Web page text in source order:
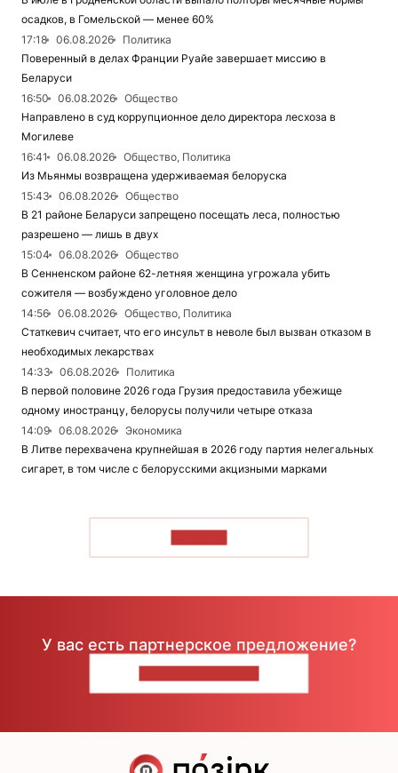
осадков, в Гомельской — менее 60%
17:18
06.08.2026
Политика
Поверенный в делах Франции Руайе завершает миссию в
Беларуси
16:50
06.08.2026
Общество
Направлено в суд коррупционное дело директора лесхоза в
Могилеве
16:41
06.08.2026
Общество, Политика
Из Мьянмы возвращена удерживаемая белоруска
15:43
06.08.2026
Общество
В 21 районе Беларуси запрещено посещать леса, полностью
разрешено — лишь в двух
15:04
06.08.2026
Общество
В Сенненском районе 62-летняя женщина угрожала убить
сожителя — возбуждено уголовное дело
14:56
06.08.2026
Общество, Политика
Статкевич считает, что его инсульт в неволе был вызван отказом в
необходимых лекарствах
14:33
06.08.2026
Политика
В первой половине 2026 года Грузия предоставила убежище
одному иностранцу, белорусы получили четыре отказа
14:09
06.08.2026
Экономика
В Литве перехвачена крупнейшая в 2026 году партия нелегальных
сигарет, в том числе с белорусскими акцизными марками
У вас есть партнерское предложение?